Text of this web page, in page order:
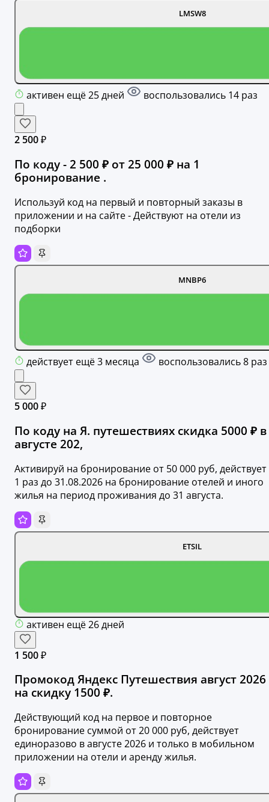
LMSW8
активен ещё 25 дней воспользовались 14 раз
2 500 ₽
По коду - 2 500 ₽ от 25 000 ₽ на 1
бронирование .
Используй код на первый и повторный заказы в
приложении и на сайте - Действуют на отели из
подборки
MNBP6
действует ещё 3 месяца воспользовались 8 раз
5 000 ₽
По коду на Я. путешествиях скидка 5000 ₽ в
августе 202,
Активируй на бронирование от 50 000 руб, действует
1 раз до 31.08.2026 на бронирование отелей и иного
жилья на период проживания до 31 августа.
ETSIL
активен ещё 26 дней
1 500 ₽
Промокод Яндекс Путешествия август 2026
на скидку 1500 ₽.
Действующий код на первое и повторное
бронирование суммой от 20 000 руб, действует
единоразово в августе 2026 и только в мобильном
приложении на отели и аренду жилья.